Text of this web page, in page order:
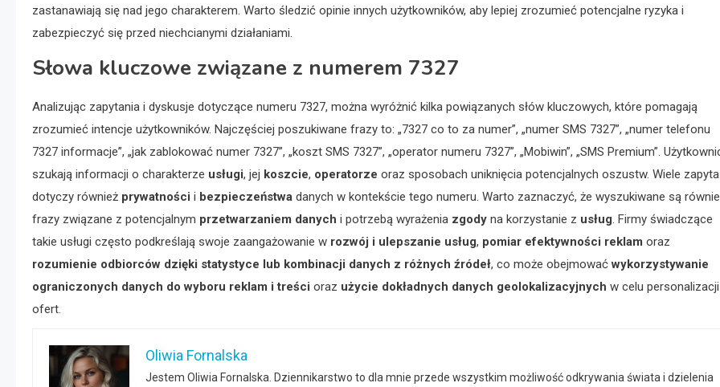
zastanawiają się nad jego charakterem. Warto śledzić opinie innych użytkowników, aby lepiej zrozumieć potencjalne ryzyka i
zabezpieczyć się przed niechcianymi działaniami.
Słowa kluczowe związane z numerem 7327
Analizując zapytania i dyskusje dotyczące numeru 7327, można wyróżnić kilka powiązanych słów kluczowych, które pomagają
zrozumieć intencje użytkowników. Najczęściej poszukiwane frazy to: „7327 co to za numer”, „numer SMS 7327”, „numer telefonu
7327 informacje”, „jak zablokować numer 7327”, „koszt SMS 7327”, „operator numeru 7327”, „Mobiwin”, „SMS Premium”.
szukają informacji o charakterze usługi, jej koszcie, operatorze oraz sposobach uniknięcia potencjalnych oszustw. Wiele
dotyczy również prywatności i bezpieczeństwa danych w kontekście tego numeru. Warto zaznaczyć, że wyszukiwane są
frazy związane z potencjalnym przetwarzaniem danych i potrzebą wyrażenia zgody na korzystanie z usług. Firmy świadczące
takie usługi często podkreślają swoje zaangażowanie w rozwój i ulepszanie usług, pomiar efektywności reklam oraz
rozumienie odbiorców dzięki statystyce lub kombinacji danych z różnych źródeł, co może obejmowaćwykorzystywanie
ograniczonych danych do wyboru reklam i treści oraz użycie dokładnych danych geolokalizacyjnych w celu personalizacji
ofert.
Oliwia Fornalska
Jestem Oliwia Fornalska. Dziennikarstwo to dla mnie przede wszystkim możliwość odkrywania świata i dzielenia